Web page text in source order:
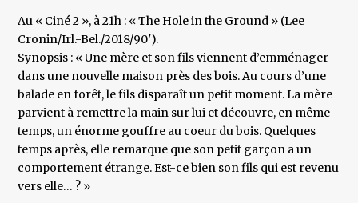
Au « Ciné 2 », à 21h : « The Hole in the Ground » (Lee
Cronin/Irl.-Bel./2018/90′).
Synopsis : « Une mère et son fils viennent d’emménager
dans une nouvelle maison près des bois. Au cours d’une
balade en forêt, le fils disparaît un petit moment. La mère
parvient à remettre la main sur lui et découvre, en même
temps, un énorme gouffre au coeur du bois. Quelques
temps après, elle remarque que son petit garçon a un
comportement étrange. Est-ce bien son fils qui est revenu
vers elle… ? »